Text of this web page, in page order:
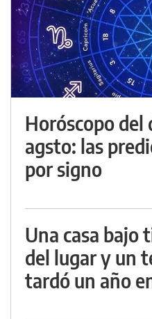
Horóscopo del
agsto: las
por signo
Una casa bajo
del lugar y un
tardó un año